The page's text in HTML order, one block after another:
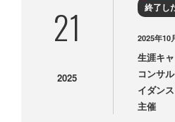
21
2025
終了し
2025年10
生涯キ
コンサ
イダンス
主催